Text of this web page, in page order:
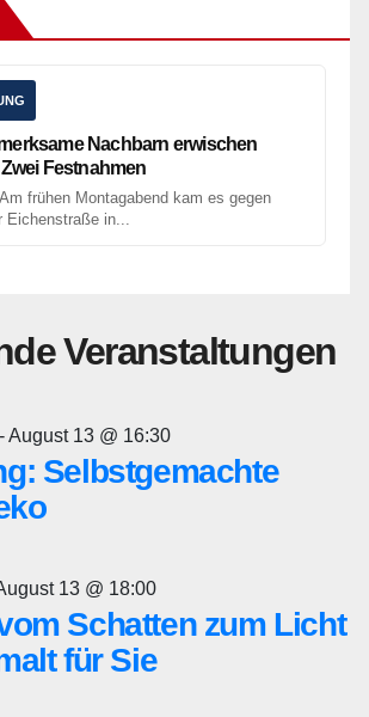
Nachbarn erwischen
Festnahmen
frühen Montagabend kam es gegen
Eichenstraße in...
Veranstaltungen
-August 13 @ 16:30
Selbstgemachte
13 @ 18:00
Schatten zum Licht
für Sie